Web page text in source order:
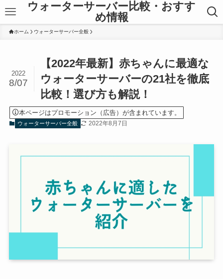
ウォーターサーバー比較・おすす
め情報
ホーム ウォーターサーバー全般
【2022年最新】赤ちゃんに最適な
ウォーターサーバーの21社を徹底
比較！選び方も解説！
2022
8/07
本ページはプロモーション（広告）が含まれています。
ウォーターサーバー全般 2022年8月7日